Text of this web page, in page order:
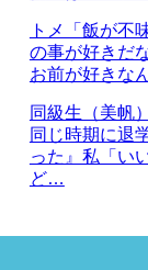
トメ「飯が不
の事が好きだ
お前が好きな
同級生（美帆
同じ時期に
った』私「い
ど…